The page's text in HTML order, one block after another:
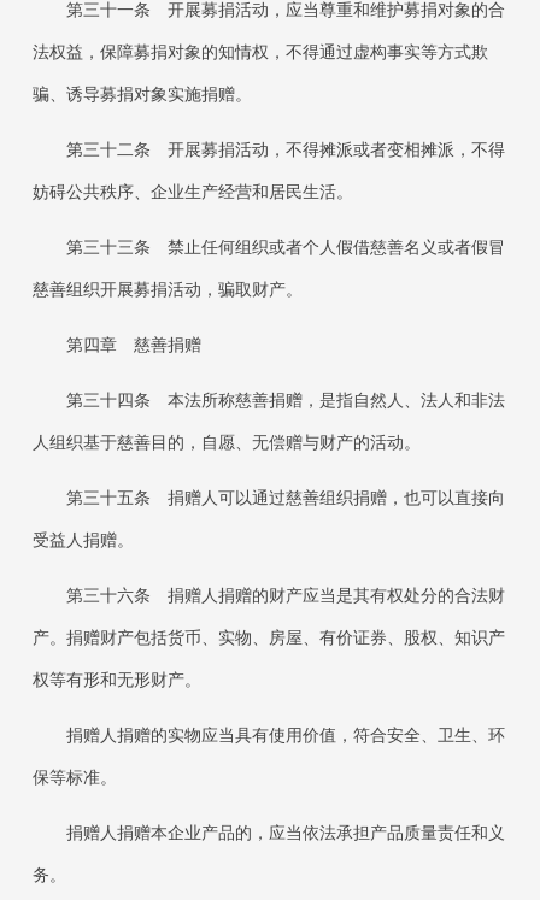
第三十一条 开展募捐活动，应当尊重和维护募捐对象的合
法权益，保障募捐对象的知情权，不得通过虚构事实等方式欺
骗、诱导募捐对象实施捐赠。
第三十二条 开展募捐活动，不得摊派或者变相摊派，不得
妨碍公共秩序、企业生产经营和居民生活。
第三十三条 禁止任何组织或者个人假借慈善名义或者假冒
慈善组织开展募捐活动，骗取财产。
第四章 慈善捐赠
第三十四条 本法所称慈善捐赠，是指自然人、法人和非法
人组织基于慈善目的，自愿、无偿赠与财产的活动。
第三十五条 捐赠人可以通过慈善组织捐赠，也可以直接向
受益人捐赠。
第三十六条 捐赠人捐赠的财产应当是其有权处分的合法财
产。捐赠财产包括货币、实物、房屋、有价证券、股权、知识产
权等有形和无形财产。
捐赠人捐赠的实物应当具有使用价值，符合安全、卫生、环
保等标准。
捐赠人捐赠本企业产品的，应当依法承担产品质量责任和义
务。